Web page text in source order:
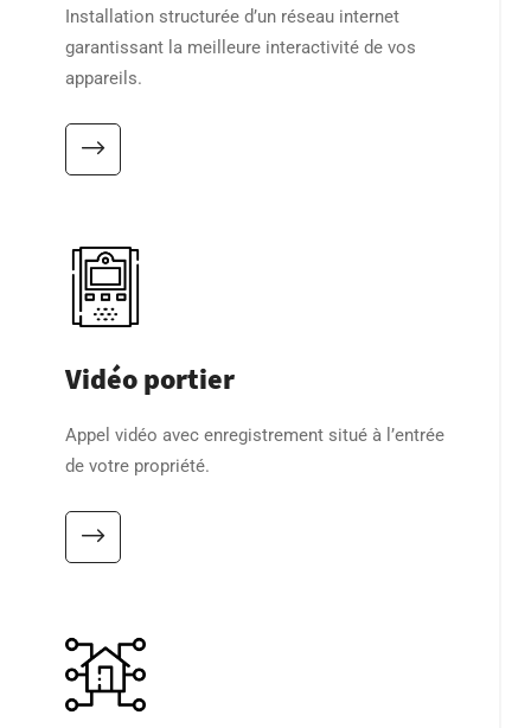
Installation structurée d’un réseau internet
garantissant la meilleure interactivité de vos
appareils.
Vidéo portier
Appel vidéo avec enregistrement situé à l’entrée
de votre propriété.